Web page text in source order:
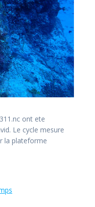
ont ete
Le cycle mesure
la plateforme